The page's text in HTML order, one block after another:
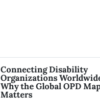
Connecting Disability
Organizations
Why the Global OPD
Matters